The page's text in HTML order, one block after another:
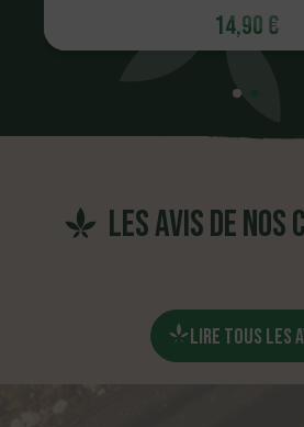
14,90 €
les avis de
LIRE TOUS LES